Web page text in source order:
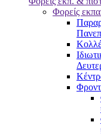
Φορείς